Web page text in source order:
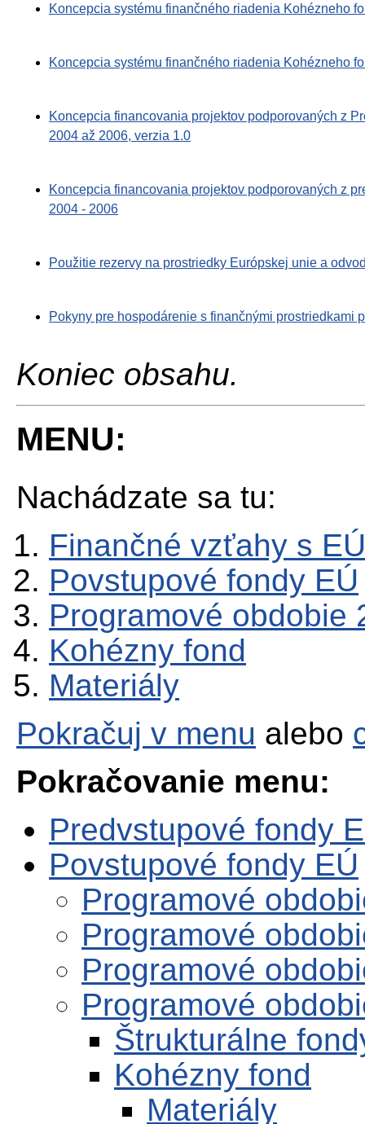
Koncepcia systému finančného riadenia Kohézneho
Koncepcia systému finančného riadenia Kohézneho
Koncepcia financovania projektov podporovaných z
2004 až 2006, verzia 1.0
Koncepcia financovania projektov podporovaných z
2004 - 2006
Použitie rezervy na prostriedky Európskej unie a
Pokyny pre hospodárenie s finančnými prostriedkami
Koniec obsahu.
MENU:
Nachádzate sa tu:
Finančné vzťahy s EÚ
Povstupové fondy EÚ
Programové obdobie
Kohézny fond
Materiály
Pokračuj v menu alebo
Pokračovanie menu:
Predvstupové fondy
Povstupové fondy EÚ
Programové
Programové
Programové
Programové
Štrukturálne
Kohézny fond
Materiály